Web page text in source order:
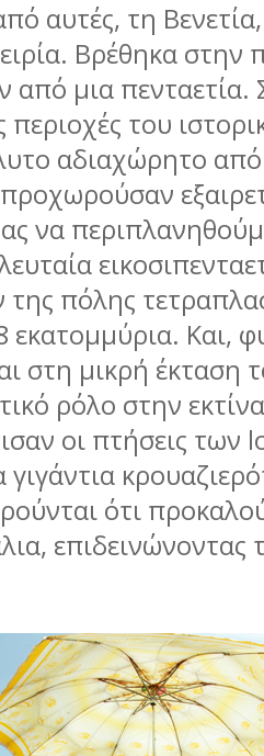
αυτές, τη
Βρέθηκα στην
από μια πενταετία.
περιοχές του
αδιαχώρητο
να
πόλης
εκατομμύρια. Και,
στη μικρή έκταση
ρόλο στην
οι πτήσεις των
γιγάντια
ότι
επιδεινώνοντας